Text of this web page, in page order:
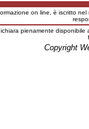
on line, è iscritto nel
pienamente
Copyright